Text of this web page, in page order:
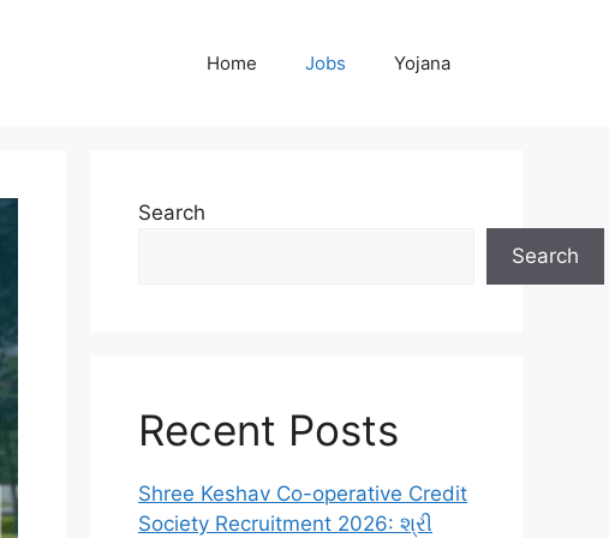
Home Jobs Yojana
Search
Search
Recent Posts
Shree Keshav Co-operative Credit
Society Recruitment 2026: શ્રી